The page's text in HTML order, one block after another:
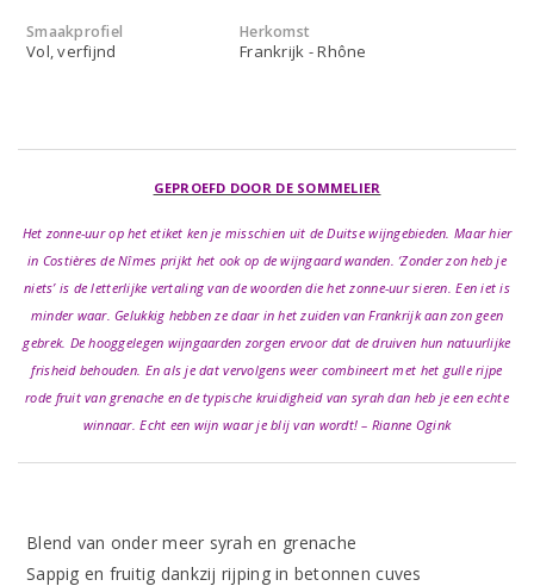
Smaakprofiel
Vol, verfijnd
Herkomst
Frankrijk - Rhône
GEPROEFD DOOR DE SOMMELIER
Het zonne-uur op het etiket ken je misschien uit de Duitse wijngebieden. Maar hier
in Costières de Nîmes prijkt het ook op de wijngaard wanden. ‘Zonder zon heb je
niets’ is de letterlijke vertaling van de woorden die het zonne-uur sieren. Een iet is
minder waar. Gelukkig hebben ze daar in het zuiden van Frankrijk aan zon geen
gebrek. De hooggelegen wijngaarden zorgen ervoor dat de druiven hun natuurlijke
frisheid behouden. En als je dat vervolgens weer combineert met het gulle rijpe
rode fruit van grenache en de typische kruidigheid van syrah dan heb je een echte
winnaar. Echt een wijn waar je blij van wordt! – Rianne Ogink
Blend van onder meer syrah en grenache
Sappig en fruitig dankzij rijping in betonnen cuves